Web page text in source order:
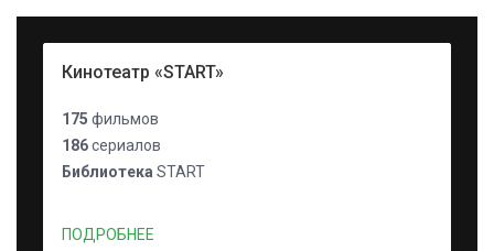
Кинотеатр «START»
175 фильмов
186сериалов
Библиотека START
ПОДРОБНЕЕ